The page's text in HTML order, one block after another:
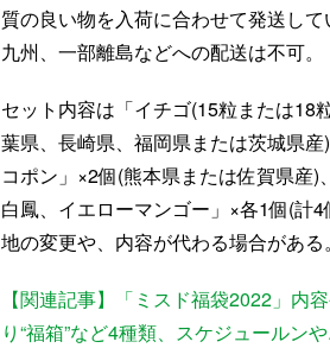
質の良い物を入荷に合わせて発送し
九州、一部離島などへの配送は不可。
セット内容は「イチゴ(15粒または18
葉県、長崎県、福岡県または茨城県
コポン」×2個(熊本県または佐賀県産
白鳳、イエローマンゴー」×各1個(計
地の変更や、内容が代わる場合がある
【関連記事】「ミスド福袋2022」内
り“福箱”など4種類、スケジュールン